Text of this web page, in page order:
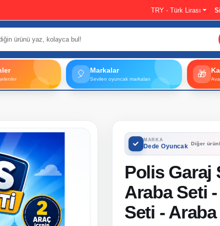
TRY - Türk Lirası
🎈 Markalar
Sevilen oyuncak markaları 🎁
MARKA
Dede Oyuncak Diğer
Polis Garaj
Araba Seti
Seti -